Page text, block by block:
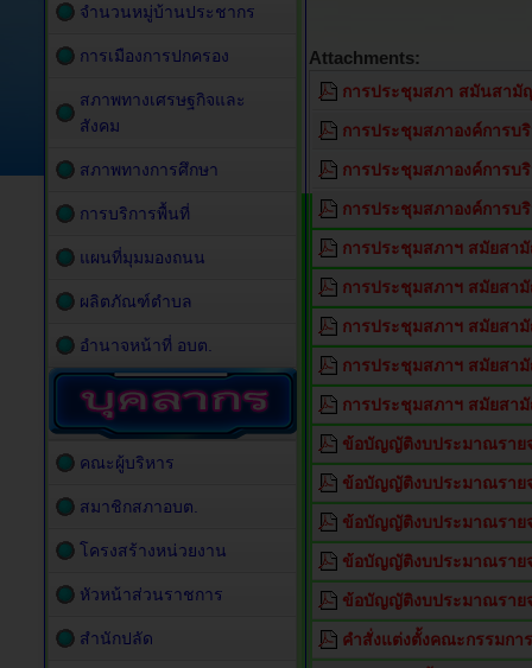
Attachments:
การประชุมสภา สมันสามั
การประชุมสภาองค์การ
การประชุมสภาองค์การ
การประชุมสภาองค์การบ
การประชุมสภาฯ สมัยสา
การประชุมสภาฯ สมัยสา
การประชุมสภาฯ สมัยสา
การประชุมสภาฯ สมัยสา
การประชุมสภาฯ สมัยสา
ข้อบัญญัติงบประมาณราย
ข้อบัญญัติงบประมาณราย
ข้อบัญญัติงบประมาณราย
ข้อบัญญัติงบประมาณราย
ข้อบัญญัติงบประมาณราย
คำสั่งแต่งตั้งคณะกรรมก
จำนวนหมู่บ้านประชากร
การเมืองการปกครอง
สภาพทางเศรษฐกิจและ
สังคม
สภาพทางการศึกษา
การบริการพื้นที่
แผนที่มุมมองถนน
ผลิตภัณฑ์ตำบล
อำนาจหน้าที่ อบต.
คณะผู้บริหาร
สมาชิกสภาอบต.
โครงสร้างหน่วยงาน
หัวหน้าส่วนราชการ
สำนักปลัด